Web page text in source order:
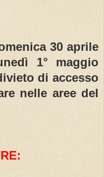
30 aprile
1° maggio
di accesso
nelle aree del